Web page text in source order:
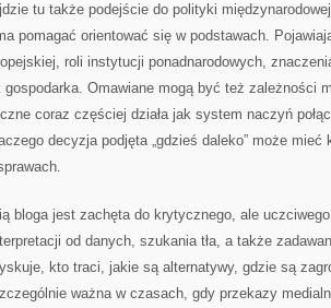
tu także podejście do polityki
pomagać orientować się w podstawach.
roli instytucji ponadnarodowych,
gospodarka. Omawiane mogą być też zależności
coraz częściej działa jak system naczyń
decyzja podjęta „gdzieś daleko” może mieć
bloga jest zachęta do krytycznego, ale
od danych, szukania tła, a także
kto traci, jakie są alternatywy, gdzie są
ważna w czasach, gdy przekazy